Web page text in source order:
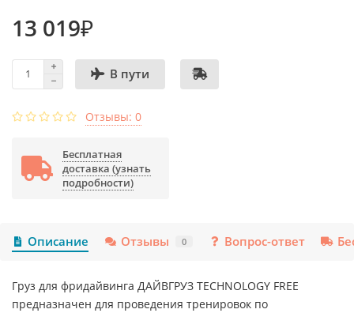
13 019₽
В пути
Отзывы: 0
Бесплатная
доставка (узнать
подробности)
Описание Отзывы 0 Вопрос-ответ
Груз для фридайвинга ДАЙВГРУЗ TECHNOLOGY FREE
предназначен для проведения тренировок по